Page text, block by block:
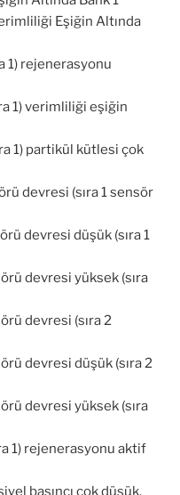
Eşiğin Altında
1) rejenerasyonu
1) verimliliği eşiğin
1) partikül kütlesi çok
devresi (sıra 1 sensör
devresi düşük (sıra 1
devresi yüksek (sıra
devresi (sıra 2
devresi düşük (sıra 2
devresi yüksek (sıra
1) rejenerasyonu aktif